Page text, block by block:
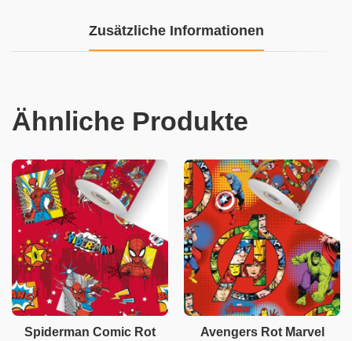
Zusätzliche Informationen
Ähnliche Produkte
Spiderman Comic Rot
Avengers Rot Marvel